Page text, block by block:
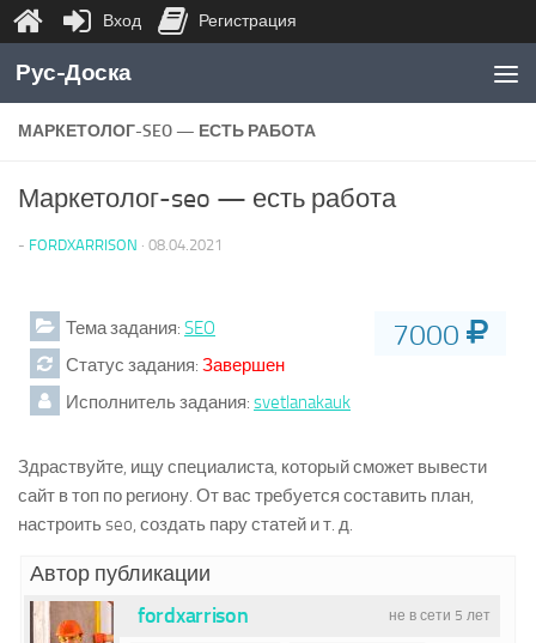
Перейти к содержимому
Рус-Доска
МАРКЕТОЛОГ-SEO — ЕСТЬ РАБОТА
Маркетолог-seo — есть работа
- FORDXARRISON · 08.04.2021
7000
Тема задания: SEO
Статус задания: Завершен
Исполнитель задания: svetlanakauk
Здраствуйте, ищу специалиста, который сможет вывести
сайт в топ по региону. От вас требуется составить план,
настроить seo, создать пару статей и т. д.
Автор публикации
не в сети 5 лет
fordxarrison
Вход Регистрация